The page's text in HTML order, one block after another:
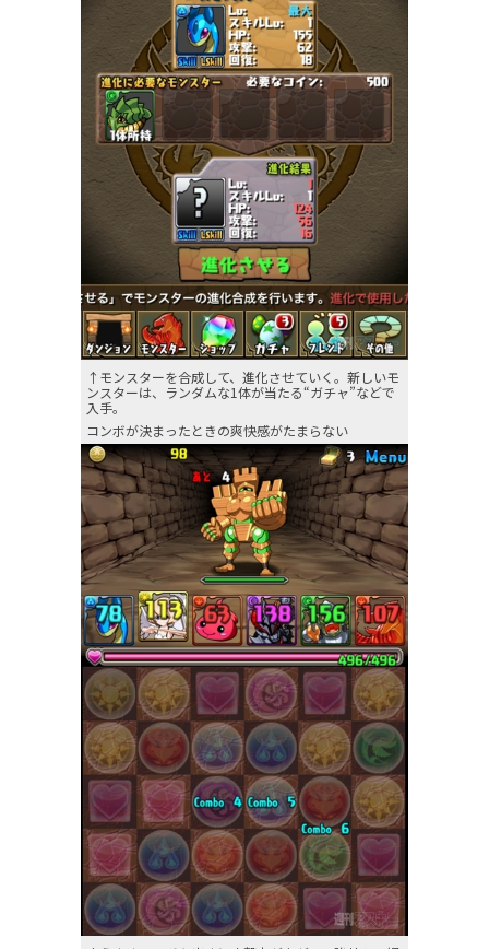
↑モンスターを合成して、進化させていく。新しいモ
ンスターは、ランダムな1体が当たる“ガチャ”などで
入手。
コンボが決まったときの爽快感がたまらない